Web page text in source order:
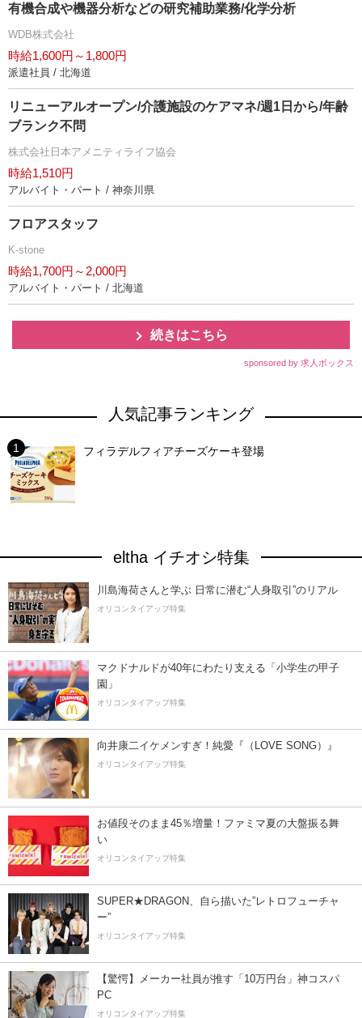
有機合成や機器分析などの研究補助業務/化学分析
WDB株式会社
時給1,600円～1,800円
派遣社員 / 北海道
リニューアルオープン/介護施設のケアマネ/週1日から/年齢
ブランク不問
株式会社日本アメニティライフ協会
時給1,510円
アルバイト・パート / 神奈川県
フロアスタッフ
K-stone
時給1,700円～2,000円
アルバイト・パート / 北海道
続きはこちら
sponsored by 求人ボックス
人気記事ランキング
フィラデルフィアチーズケーキ登場
eltha イチオシ特集
川島海荷さんと学ぶ 日常に潜む“人身取引”のリアル
オリコンタイアップ特集
マクドナルドが40年にわたり支える「小学生の甲子
園」
オリコンタイアップ特集
向井康二イケメンすぎ！純愛『（LOVE SONG）』
オリコンタイアップ特集
お値段そのまま45％増量！ファミマ夏の大盤振る舞
い
オリコンタイアップ特集
SUPER★DRAGON、自ら描いた”レトロフューチャ
ー”
オリコンタイアップ特集
【驚愕】メーカー社員が推す「10万円台」神コスパ
PC
オリコンタイアップ特集